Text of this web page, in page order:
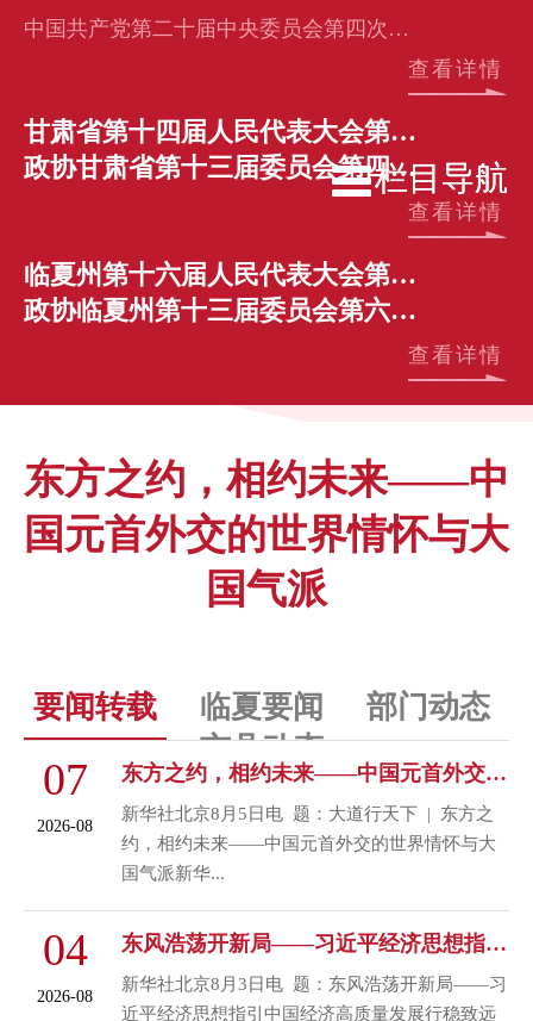
栏目导航
栏目导航
中国共产党第二十届中央委员会第四次全体会议公报
查看详情
甘肃省第十四届人民代表大会第四次会议
政协甘肃省第十三届委员会第四次会议
查看详情
临夏州第十六届人民代表大会第六次会议
政协临夏州第十三届委员会第六次会议
查看详情
东方之约，相约未来——中
国元首外交的世界情怀与大
国气派
要闻转载 临夏要闻
部门动态
市县动态
+浏览更多
07
2026-08
东方之约，相约未来——中国元首外交的世界情怀与大国气派
新华社北京8月5日电 题：大道行天下 | 东方之
约，相约未来——中国元首外交的世界情怀与大
国气派新华...
04
2026-08
东风浩荡开新局——习近平经济思想指引中国经济高质量发展行稳致远
新华社北京8月3日电 题：东风浩荡开新局——习
近平经济思想指引中国经济高质量发展行稳致远